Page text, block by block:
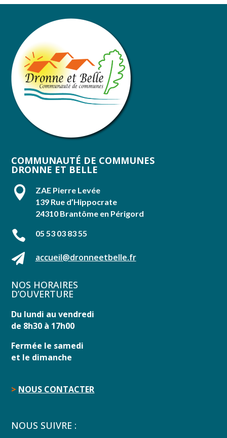
COMMUNAUTÉ DE COMMUNES
DRONNE ET BELLE

ZAE Pierre Levée
139 Rue d’Hippocrate
24310 Brantôme en Périgord
 05 53 03 83 55
 accueil@dronneetbelle.fr
NOS HORAIRES
D’OUVERTURE
Du lundi au vendredi
de 8h30 à 17h00
Fermée le samedi
et le dimanche
> NOUS CONTACTER
NOUS SUIVRE :